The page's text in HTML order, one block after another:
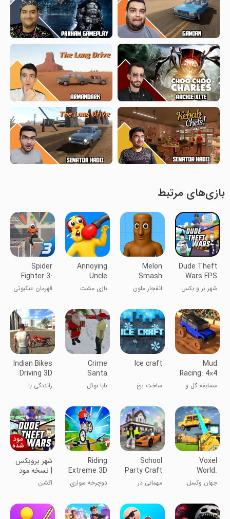
بازی‌های مرتبط
Dude Theft
Wars FPS
Open world
شهر بر و بکس
Melon
Smash
انفجار ملون
Annoying
Uncle
Punch
Game®
بازی مشت
Spider
Fighter 3:
Action
Game
قهرمان عنکبوتی
Mud
Racing: 4х4
Off-Road
مسابقه گل و
همستر کامبت
Ice craft
ساخت یخ
Crime
Santa
بابا نوئل
Indian Bikes
Driving 3D
رانندگی با
Voxel
World:
Sandbox
Online
جهان وکسل:
باکس
School
Party Craft
مهمانی در
Riding
Extreme 3D
دوچرخه سواری
شهر بروبکس
| نسخه مود
شده
اکشن